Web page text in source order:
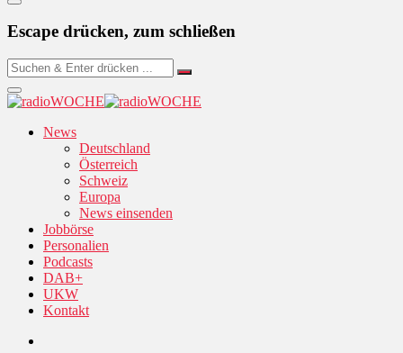
Escape drücken, zum schließen
News
Deutschland
Österreich
Schweiz
Europa
News einsenden
Jobbörse
Personalien
Podcasts
DAB+
UKW
Kontakt